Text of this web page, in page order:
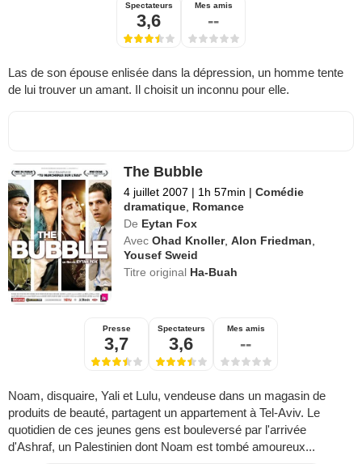
Spectateurs
3,6
Mes amis
--
Las de son épouse enlisée dans la dépression, un homme tente
de lui trouver un amant. Il choisit un inconnu pour elle.
The Bubble
4 juillet 2007 | 1h 57min | Comédie
dramatique Romance
De Eytan Fox
Avec Ohad Knoller,Alon Friedman
Yousef Sweid
Titre original Ha-Buah
Presse
3,7
Spectateurs
3,6
Mes amis
--
Noam, disquaire, Yali et Lulu, vendeuse dans un magasin de
produits de beauté, partagent un appartement à Tel-Aviv. Le
quotidien de ces jeunes gens est bouleversé par l'arrivée
d'Ashraf, un Palestinien dont Noam est tombé amoureux...